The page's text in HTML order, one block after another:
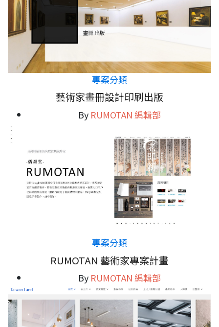
專案分類
藝術家畫冊設計印刷出版
By RUMOTAN 編輯部
專案分類
RUMOTAN 藝術家專案計畫
By RUMOTAN 編輯部